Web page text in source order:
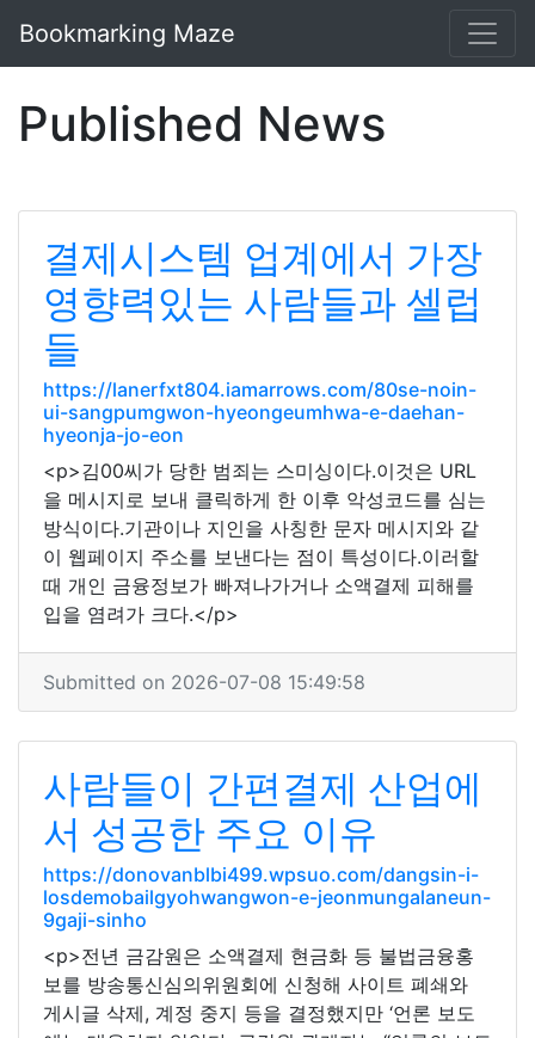
Bookmarking Maze
Published News
결제시스템 업계에서 가장
영향력있는 사람들과 셀럽
들
https://lanerfxt804.iamarrows.com/80se-noin-
ui-sangpumgwon-hyeongeumhwa-e-daehan-
hyeonja-jo-eon
<p>김00씨가 당한 범죄는 스미싱이다.이것은 URL
을 메시지로 보내 클릭하게 한 이후 악성코드를 심는
방식이다.기관이나 지인을 사칭한 문자 메시지와 같
이 웹페이지 주소를 보낸다는 점이 특성이다.이러할
때 개인 금융정보가 빠져나가거나 소액결제 피해를
입을 염려가 크다.</p>
Submitted on 2026-07-08 15:49:58
사람들이 간편결제 산업에
서 성공한 주요 이유
https://donovanblbi499.wpsuo.com/dangsin-i-
losdemobailgyohwangwon-e-jeonmungalaneun-
9gaji-sinho
<p>전년 금감원은 소액결제 현금화 등 불법금융홍
보를 방송통신심의위원회에 신청해 사이트 폐쇄와
게시글 삭제, 계정 중지 등을 결정했지만 ‘언론 보도